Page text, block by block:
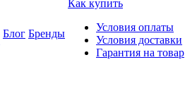
Блог Бренды
Как купить
Условия оплаты
Условия доставки
Гарантия на товар